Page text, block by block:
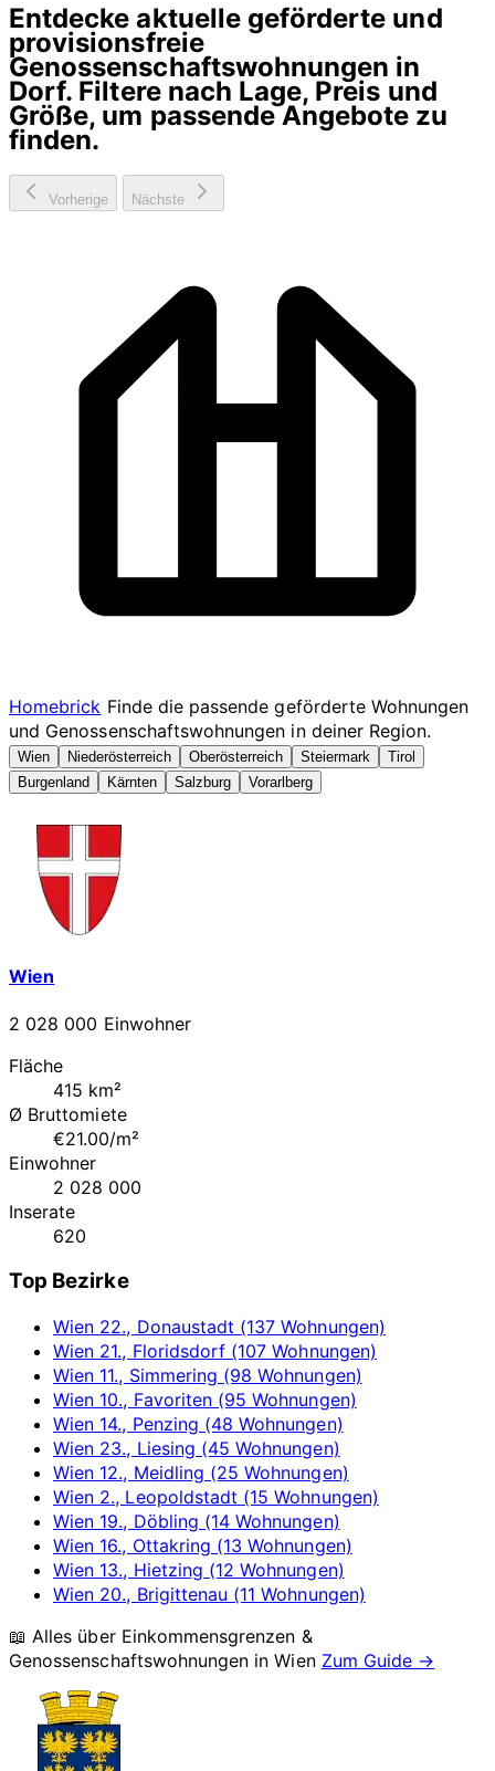
Entdecke aktuelle geförderte und
provisionsfreie
Genossenschaftswohnungen in
Dorf. Filtere nach Lage, Preis und
Größe, um passende Angebote zu
finden.
Vorherige Nächste
Homebrick Finde die passende geförderte Wohnungen
und Genossenschaftswohnungen in deiner Region.
Wien Niederösterreich Oberösterreich Steiermark
Tirol
Burgenland
Kärnten Salzburg Vorarlberg
Wien
2 028 000 Einwohner
Fläche
415 km²
Ø Bruttomiete
€21.00/m²
Einwohner
2 028 000
Inserate
620
Top Bezirke
Wien 22., Donaustadt (137 Wohnungen)
Wien 21., Floridsdorf (107 Wohnungen)
Wien 11., Simmering (98 Wohnungen)
Wien 10., Favoriten (95 Wohnungen)
Wien 14., Penzing (48 Wohnungen)
Wien 23., Liesing (45 Wohnungen)
Wien 12., Meidling (25 Wohnungen)
Wien 2., Leopoldstadt (15 Wohnungen)
Wien 19., Döbling (14 Wohnungen)
Wien 16., Ottakring (13 Wohnungen)
Wien 13., Hietzing (12 Wohnungen)
Wien 20., Brigittenau (11 Wohnungen)
📖 Alles über Einkommensgrenzen &
Genossenschaftswohnungen inWien Zum Guide →